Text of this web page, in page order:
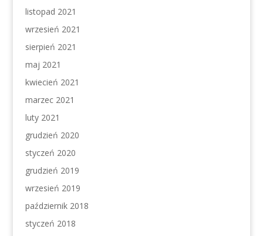
listopad 2021
wrzesień 2021
sierpień 2021
maj 2021
kwiecień 2021
marzec 2021
luty 2021
grudzień 2020
styczeń 2020
grudzień 2019
wrzesień 2019
październik 2018
styczeń 2018